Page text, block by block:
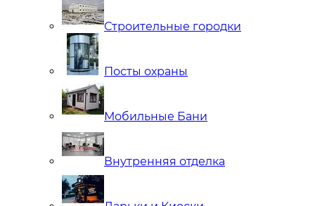
Строительные городки
Посты охраны
Мобильные Бани
Внутренняя отделка